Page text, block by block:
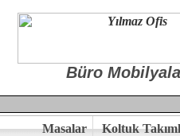
Büro
Masalar Koltuk